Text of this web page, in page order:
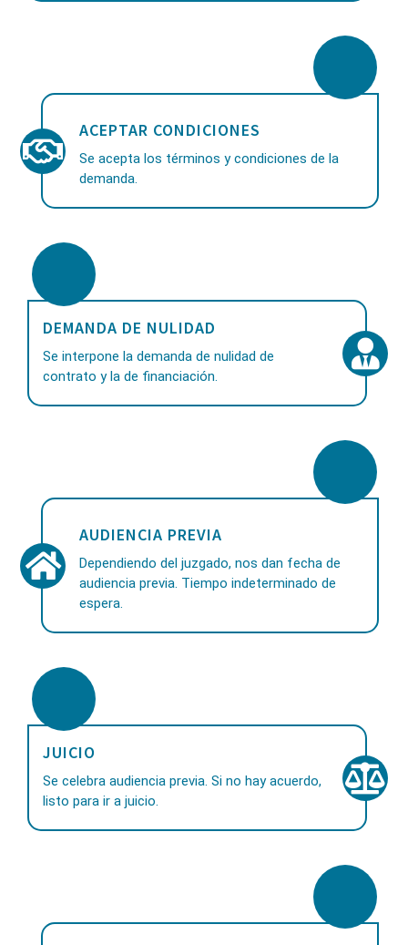
ACEPTAR CONDICIONES
Se acepta los términos y condiciones de la
demanda.
DEMANDA DE NULIDAD
Se interpone la demanda de nulidad de
contrato y la de financiación.
AUDIENCIA PREVIA
Dependiendo del juzgado, nos dan fecha de
audiencia previa. Tiempo indeterminado de
espera.
JUICIO
Se celebra audiencia previa. Si no hay acuerdo,
listo para ir a juicio.